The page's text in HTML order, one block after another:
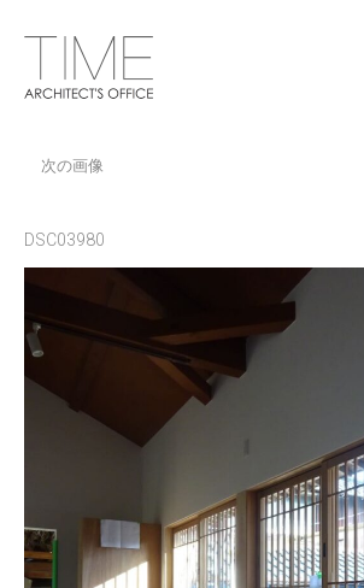
次の画像
DSC03980